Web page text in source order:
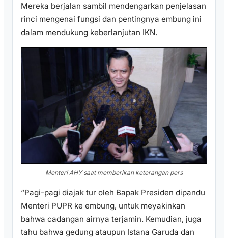
Mereka berjalan sambil mendengarkan penjelasan
rinci mengenai fungsi dan pentingnya embung ini
dalam mendukung keberlanjutan IKN.
Menteri AHY saat memberikan keterangan pers
“Pagi-pagi diajak tur oleh Bapak Presiden dipandu
Menteri PUPR ke embung, untuk meyakinkan
bahwa cadangan airnya terjamin. Kemudian, juga
tahu bahwa gedung ataupun Istana Garuda dan